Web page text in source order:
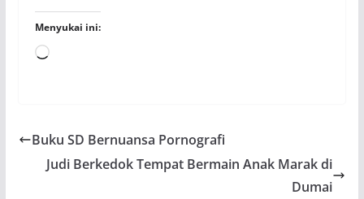
Menyukai ini:
Memuat...
Buku SD Bernuansa Pornografi
Judi Berkedok Tempat Bermain Anak Marak di
Dumai